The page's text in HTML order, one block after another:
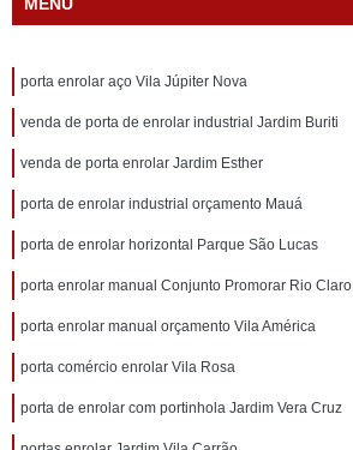
porta enrolar aço Vila Júpiter Nova
venda de porta de enrolar industrial Jardim Buriti
venda de porta enrolar Jardim Esther
porta de enrolar industrial orçamento Mauá
porta de enrolar horizontal Parque São Lucas
porta enrolar manual Conjunto Promorar Rio Claro
porta enrolar manual orçamento Vila América
porta comércio enrolar Vila Rosa
porta de enrolar com portinhola Jardim Vera Cruz